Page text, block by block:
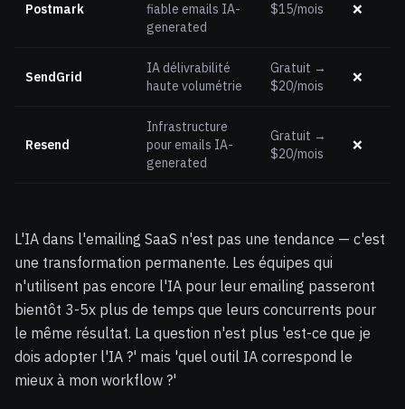
Postmark
fiable emails IA-
generated
$15/mois ❌
SendGrid
IA délivrabilité
haute volumétrie
Gratuit →
$20/mois
❌
Resend
Infrastructure
pour emails IA-
generated
Gratuit →
$20/mois
❌
L'IA dans l'emailing SaaS n'est pas une tendance — c'est
une transformation permanente. Les équipes qui
n'utilisent pas encore l'IA pour leur emailing passeront
bientôt 3-5x plus de temps que leurs concurrents pour
le même résultat. La question n'est plus 'est-ce que je
dois adopter l'IA ?' mais 'quel outil IA correspond le
mieux à mon workflow ?'